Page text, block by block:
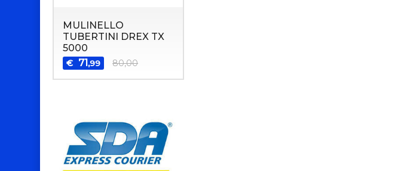
MULINELLO
TUBERTINI DREX TX
5000
€ 71,99 80,00